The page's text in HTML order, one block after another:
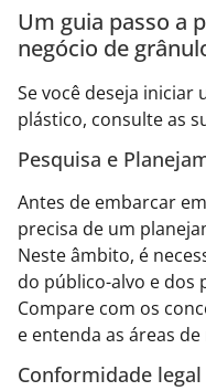
Um guia passo a
negócio de
Se você deseja iniciar
plástico, consulte as
Pesquisa e
Antes de embarcar
precisa de um
Neste âmbito, é
do público-alvo e dos
Compare com os
e entenda as áreas
Conformidade legal